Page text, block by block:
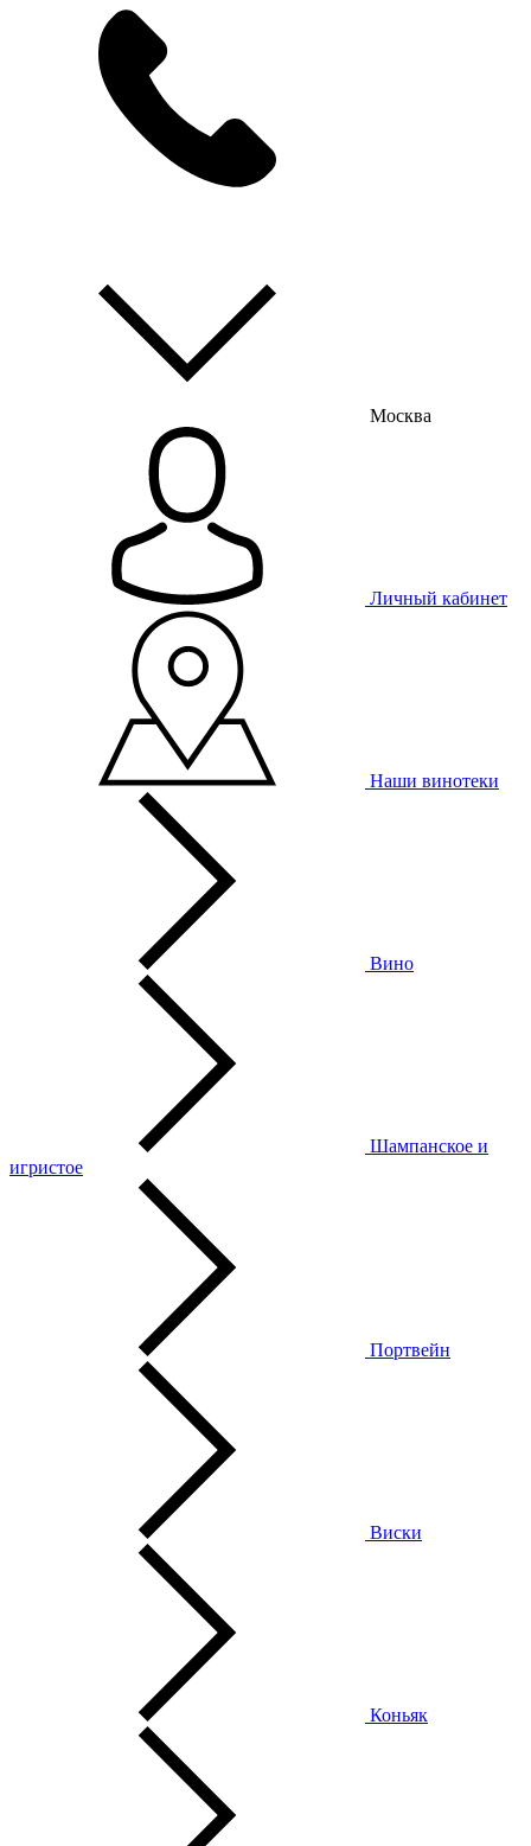
Москва
Личный кабинет
Наши винотеки
Вино
Шампанское и
игристое
Портвейн
Виски
Коньяк